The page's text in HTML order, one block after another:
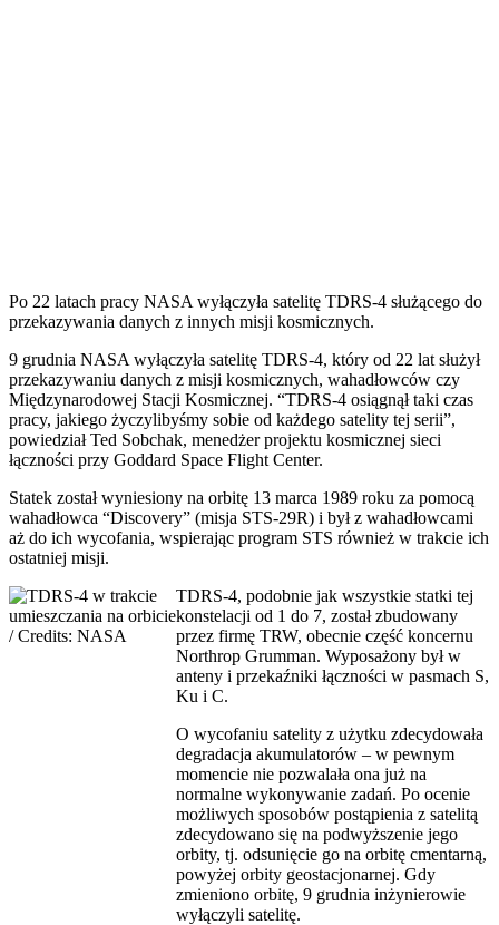
Po 22 latach pracy NASA wyłączyła satelitę TDRS-4 służącego do
przekazywania danych z innych misji kosmicznych.
9 grudnia NASA wyłączyła satelitę TDRS-4, który od 22 lat służył
przekazywaniu danych z misji kosmicznych, wahadłowców czy
Międzynarodowej Stacji Kosmicznej. “TDRS-4 osiągnął taki czas
pracy, jakiego życzylibyśmy sobie od każdego satelity tej serii”,
powiedział Ted Sobchak, menedżer projektu kosmicznej sieci
łączności przy Goddard Space Flight Center.
Statek został wyniesiony na orbitę 13 marca 1989 roku za pomocą
wahadłowca “Discovery” (misja STS-29R) i był z wahadłowcami
aż do ich wycofania, wspierając program STS również w trakcie ich
ostatniej misji.
TDRS-4, podobnie jak wszystkie statki tej
konstelacji od 1 do 7, został zbudowany
przez firmę TRW, obecnie część koncernu
Northrop Grumman. Wyposażony był w
anteny i przekaźniki łączności w pasmach S,
Ku i C.
O wycofaniu satelity z użytku zdecydowała
degradacja akumulatorów – w pewnym
momencie nie pozwalała ona już na
normalne wykonywanie zadań. Po ocenie
możliwych sposobów postąpienia z satelitą
zdecydowano się na podwyższenie jego
orbity, tj. odsunięcie go na orbitę cmentarną,
powyżej orbity geostacjonarnej. Gdy
zmieniono orbitę, 9 grudnia inżynierowie
wyłączyli satelitę.